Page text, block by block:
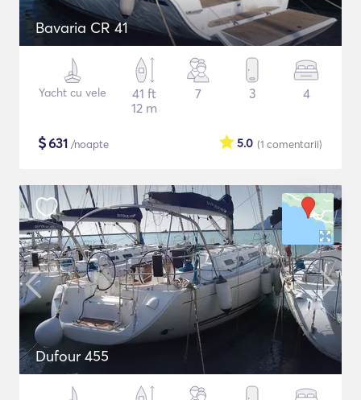
Bavaria CR 41
Yacht cu vele
41 ft
12 m
7 3 4
$631 /noapte (1 comentarii)
5.0
Dufour 455